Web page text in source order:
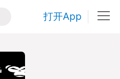
打开App